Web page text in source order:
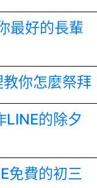
最好的長輩
你怎麼祭拜
LINE的除夕
免費的初三